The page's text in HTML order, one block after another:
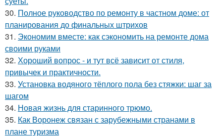
30. Полное руководство по ремонту в частном доме: от
планирования до финальных штрихов
31. Экономим вместе: как сэкономить на ремонте дома
своими руками
32. Хороший вопрос - и тут всё зависит от стиля,
привычек и практичности.
33. Установка водяного тёплого пола без стяжки: шаг за
шагом
34. Новая жизнь для старинного трюмо.
35. Как Воронеж связан с зарубежными странами в
плане туризма